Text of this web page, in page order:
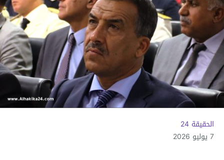
الحقيقة 24
7 يوليو 2026